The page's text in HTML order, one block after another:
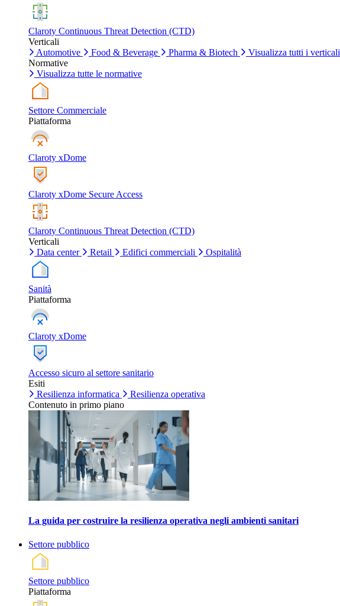
Claroty Continuous Threat Detection (CTD)
Verticali
Automotive
Food & Beverage Pharma & Biotech
Visualizza tutti i verticali
Normative
Visualizza tutte le normative
Settore Commerciale
Piattaforma
Claroty xDome
Claroty xDome Secure Access
Claroty Continuous Threat Detection (CTD)
Verticali
Data center
Retail Edifici commerciali Ospitalità
Sanità
Piattaforma
Claroty xDome
Accesso sicuro al settore sanitario
Esiti
Resilienza informatica
Resilienza operativa
Contenuto in primo piano
La guida per costruire la resilienza operativa negli ambienti sanitari
Settore pubblico
Settore pubblico
Piattaforma